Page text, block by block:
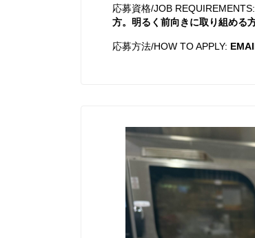
応募資格/JOB
方。明るく前向きに取り組める方
応募方法/HOW TO APPLY: